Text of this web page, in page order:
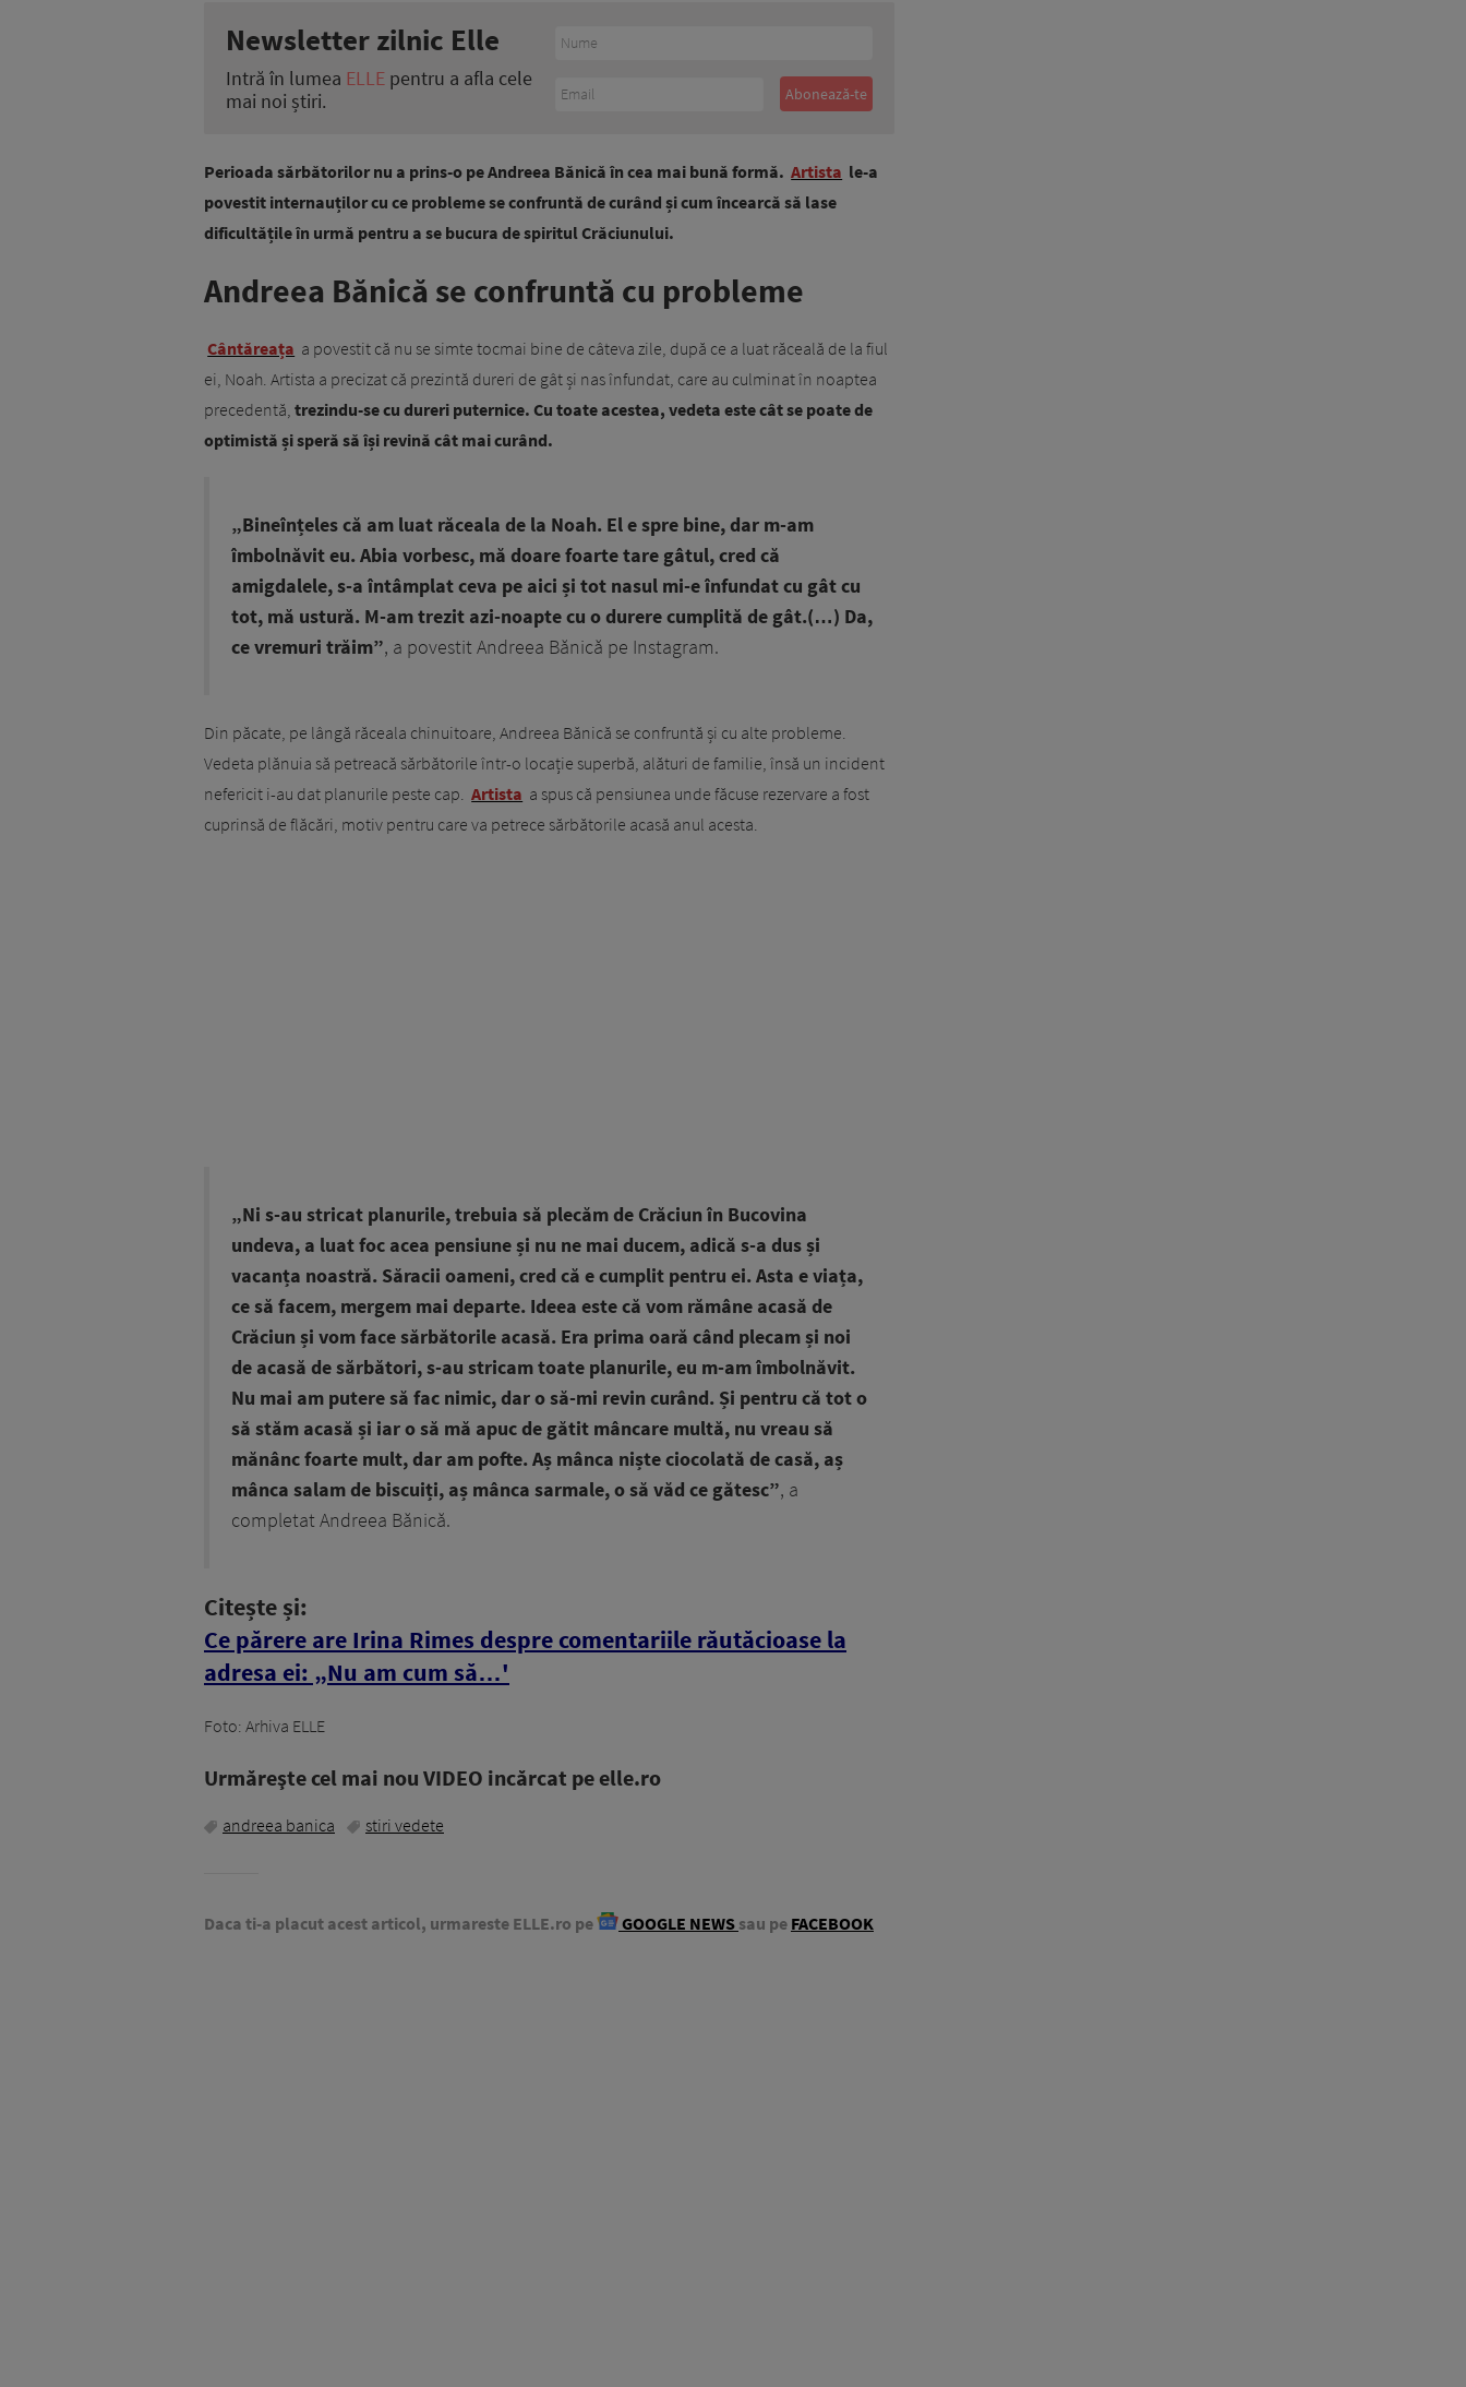
Newsletter zilnic Elle
Intră în lumea ELLE pentru a afla cele
mai noi știri.
Perioada sărbătorilor nu a prins-o pe Andreea Bănică în cea mai bună formă. Artista le-a
povestit internauților cu ce probleme se confruntă de curând și cum încearcă să lase
dificultățile în urmă pentru a se bucura de spiritul Crăciunului.
Andreea Bănică se confruntă cu probleme
Cântăreața a povestit că nu se simte tocmai bine de câteva zile, după ce a luat răceală de la fiul
ei, Noah. Artista a precizat că prezintă dureri de gât și nas înfundat, care au culminat în noaptea
precedentă, trezindu-se cu dureri puternice. Cu toate acestea, vedeta este cât se poate de
optimistă și speră să își revină cât mai curând.
„Bineînțeles că am luat răceala de la Noah. El e spre bine, dar m-am
îmbolnăvit eu. Abia vorbesc, mă doare foarte tare gâtul, cred că
amigdalele, s-a întâmplat ceva pe aici și tot nasul mi-e înfundat cu gât cu
tot, mă ustură. M-am trezit azi-noapte cu o durere cumplită de gât.(…) Da,
ce vremuri trăim”, a povestit Andreea Bănică pe Instagram.
Din păcate, pe lângă răceala chinuitoare, Andreea Bănică se confruntă și cu alte probleme.
Vedeta plănuia să petreacă sărbătorile într-o locație superbă, alături de familie, însă un incident
nefericit i-au dat planurile peste cap. Artista a spus că pensiunea unde făcuse rezervare a fost
cuprinsă de flăcări, motiv pentru care va petrece sărbătorile acasă anul acesta.
„Ni s-au stricat planurile, trebuia să plecăm de Crăciun în Bucovina
undeva, a luat foc acea pensiune și nu ne mai ducem, adică s-a dus și
vacanța noastră. Săracii oameni, cred că e cumplit pentru ei. Asta e viața,
ce să facem, mergem mai departe. Ideea este că vom rămâne acasă de
Crăciun și vom face sărbătorile acasă. Era prima oară când plecam și noi
de acasă de sărbători, s-au stricam toate planurile, eu m-am îmbolnăvit.
Nu mai am putere să fac nimic, dar o să-mi revin curând. Și pentru că tot o
să stăm acasă și iar o să mă apuc de gătit mâncare multă, nu vreau să
mănânc foarte mult, dar am pofte. Aș mânca niște ciocolată de casă, aș
mânca salam de biscuiți, aș mânca sarmale, o să văd ce gătesc”, a
completat Andreea Bănică.
Citește și:
Ce părere are Irina Rimes despre comentariile răutăcioase la
adresa ei: „Nu am cum să…'
Foto: Arhiva ELLE
Urmăreşte cel mai nou VIDEO incărcat pe elle.ro
andreea banica stiri vedete
Daca ti-a placut acest articol, urmareste ELLE.ro pe GOOGLE NEWS sau pe FACEBOOK